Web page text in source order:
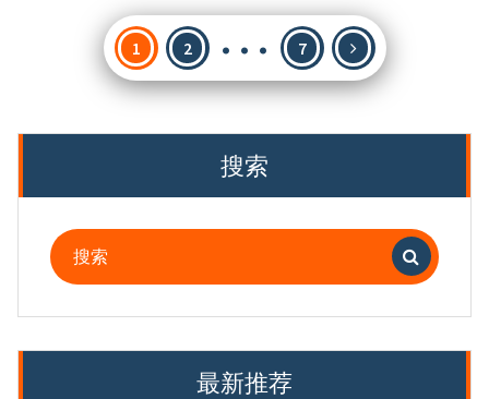
文
章
1 2 … 7
搜索
搜
索：
最新推荐